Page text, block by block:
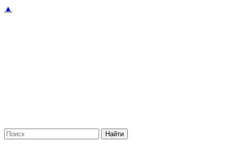
▲